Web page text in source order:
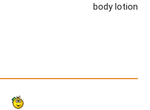
body lotion